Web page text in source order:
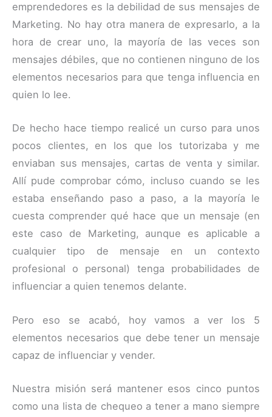
emprendedores es la debilidad de sus mensajes de
Marketing. No hay otra manera de expresarlo, a la
hora de crear uno, la mayoría de las veces son
mensajes débiles, que no contienen ninguno de los
elementos necesarios para que tenga influencia en
quien lo lee.
De hecho hace tiempo realicé un curso para unos
pocos clientes, en los que los tutorizaba y me
enviaban sus mensajes, cartas de venta y similar.
Allí pude comprobar cómo, incluso cuando se les
estaba enseñando paso a paso, a la mayoría le
cuesta comprender qué hace que un mensaje (en
este caso de Marketing, aunque es aplicable a
cualquier tipo de mensaje en un contexto
profesional o personal) tenga probabilidades de
influenciar a quien tenemos delante.
Pero eso se acabó, hoy vamos a ver los 5
elementos necesarios que debe tener un mensaje
capaz de influenciar y vender.
Nuestra misión será mantener esos cinco puntos
como una lista de chequeo a tener a mano siempre